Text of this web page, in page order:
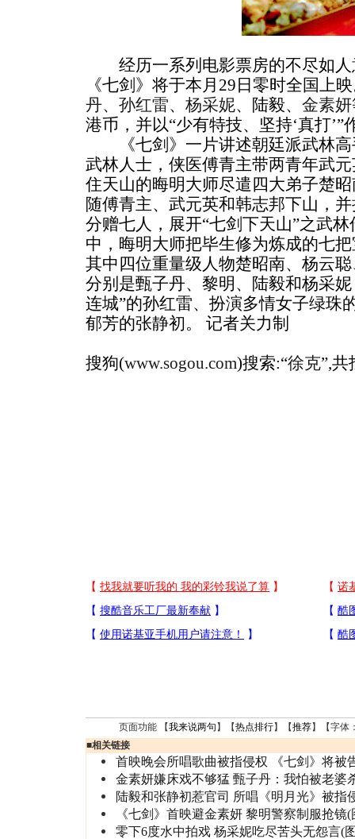
经历一系列电影票房的不尽如人
《七剑》将于本月29日零时全国上
丹、 孙红雷、 杨采妮、陆毅、 金素妍
港币，并以“少有特技、坚持‘真打’”
《七剑》一片讲述朝廷派武林高
武林人士，侠医傅青主带两青年武
住天山的晦明大师尽遣四大弟子楚
随傅青主、武元英和韩志邦下山，
分赠七人，展开“七剑下天山”之武
中，晦明大师把毕生修为炼成的七
其中四位重量级人物楚昭南、杨云
分别是甄子丹、黎明、陆毅和杨采
连城”的孙红雷、扮演多情女子绿珠
郁芳的张静初。 记者关力制
搜狗(www.sogou.com)搜索:“徐克”,共
页面功能 【我来说两句 】【热点排行】【推荐】【字体
■相关链接
首映晚会所唱歌曲被指侵权 《七剑》将被
金素妍嫌床戏不够猛 甄子丹：我怕被老婆
陆毅和张静初惹官司 所唱《明月光》被指
《七剑》首映避金素妍 黎明警察制服抢镜(
零下6度水中拍戏 杨采妮吃尽苦头无怨言(